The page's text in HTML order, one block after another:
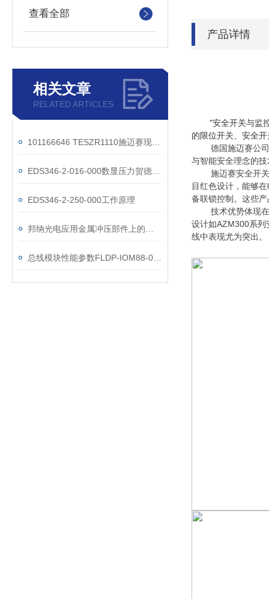
查看全部
相关文章
RELATED ARTICLES
EDS346-2-250-000工作原理
产品详情
"安全开关与监
的限位开关、安全
德国施迈赛公
与智能安全理念的
施迈赛安全开
目红色设计，能够
备联锁控制。这些
技术优势体现
设计如AZM300系列
线中表现尤为突出。